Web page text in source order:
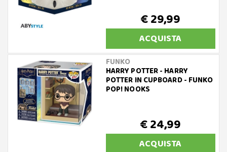
€ 29,99
ACQUISTA
FUNKO
HARRY POTTER - HARRY
POTTER IN CUPBOARD - FUNKO
POP! NOOKS
€ 24,99
ACQUISTA